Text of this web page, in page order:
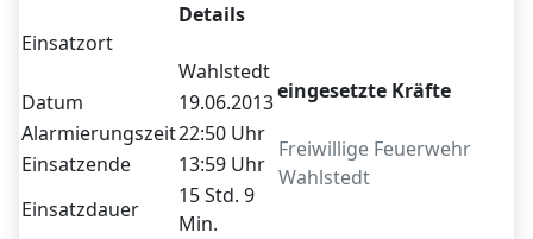
Einsatzort
Details
Wahlstedt
Datum
19.06.2013
Alarmierungszeit22:50 Uhr
Einsatzende
13:59 Uhr
Einsatzdauer
15 Std. 9
Min.
eingesetzte Kräfte
Freiwillige Feuerwehr
Wahlstedt